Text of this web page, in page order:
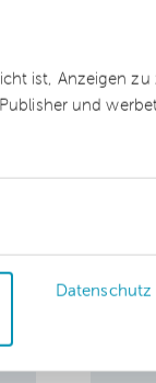
ist, Anzeigen zu
und
Datenschutz